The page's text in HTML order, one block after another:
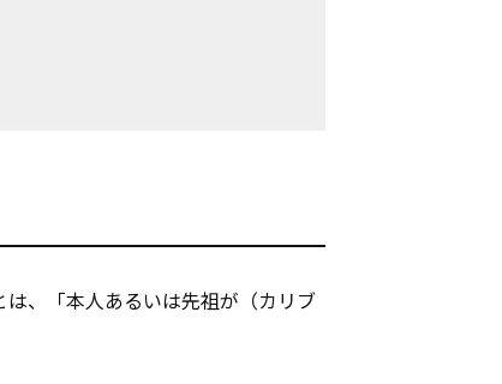
、「本人あるいは先祖が（カリブ